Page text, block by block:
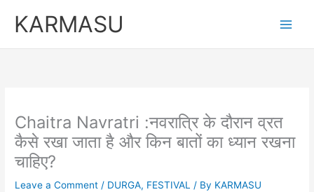
KARMASU
Chaitra Navratri :नवरात्रि के दौरान व्रत
कैसे रखा जाता है और किन बातों का ध्यान रखना
चाहिए?
Leave a Comment / DURGA, FESTIVAL / By KARMASU